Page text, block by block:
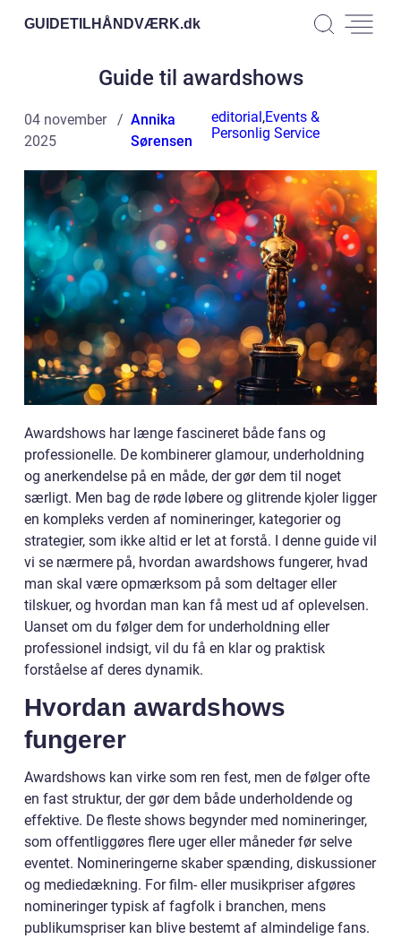
GUIDETILHÅNDVÆRK.dk
Guide til awardshows
04 november
2025
Annika
Sørensen
editorial,Events &
Personlig Service
Awardshows har længe fascineret både fans og
professionelle. De kombinerer glamour, underholdning
og anerkendelse på en måde, der gør dem til noget
særligt. Men bag de røde løbere og glitrende kjoler ligger
en kompleks verden af nomineringer, kategorier og
strategier, som ikke altid er let at forstå. I denne guide vil
vi se nærmere på, hvordan awardshows fungerer, hvad
man skal være opmærksom på som deltager eller
tilskuer, og hvordan man kan få mest ud af oplevelsen.
Uanset om du følger dem for underholdning eller
professionel indsigt, vil du få en klar og praktisk
forståelse af deres dynamik.
Hvordan awardshows
fungerer
Awardshows kan virke som ren fest, men de følger ofte
en fast struktur, der gør dem både underholdende og
effektive. De fleste shows begynder med nomineringer,
som offentliggøres flere uger eller måneder før selve
eventet. Nomineringerne skaber spænding, diskussioner
og mediedækning. For film- eller musikpriser afgøres
nomineringer typisk af fagfolk i branchen, mens
publikumspriser kan blive bestemt af almindelige fans.